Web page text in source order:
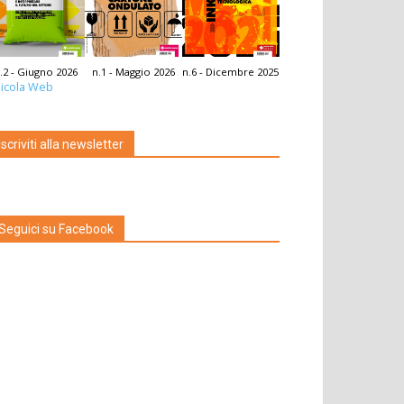
- Giugno 2026 n.1 - Maggio 2026 n.6 - Dicembre 2025
Web
alla newsletter
su Facebook